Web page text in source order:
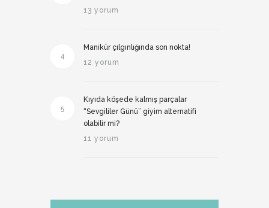
13 yorum
4
Manikür çılgınlığında son nokta!
12 yorum
5
Kıyıda köşede kalmış parçalar
“Sevgililer Günü” giyim alternatifi
olabilir mi?
11 yorum